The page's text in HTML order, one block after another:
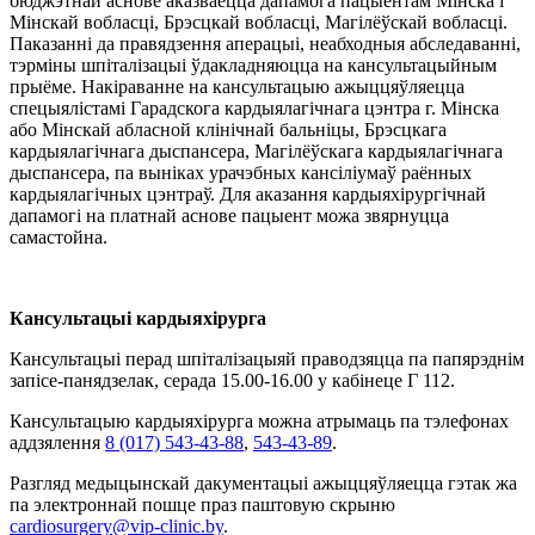
Мінскай вобласці, Брэсцкай вобласці, Магілёўскай вобласці.
Паказанні да правядзення аперацыі, неабходныя абследаванні,
тэрміны шпіталізацыі ўдакладняюцца на кансультацыйным
прыёме. Накіраванне на кансультацыю ажыццяўляецца
спецыялістамі Гарадскога кардыялагічнага цэнтра г. Мінска
або Мінскай абласной клінічнай бальніцы, Брэсцкага
кардыялагічнага дыспансера, Магілёўскага кардыялагічнага
дыспансера, па выніках урачэбных кансіліумаў раённых
кардыялагічных цэнтраў. Для аказання кардыяхірургічнай
дапамогі на платнай аснове пацыент можа звярнуцца
самастойна.
Кансультацыі кардыяхірурга
Кансультацыі перад шпіталізацыяй праводзяцца па папярэднім
запісе-панядзелак, серада 15.00-16.00 у кабінеце Г 112.
Кансультацыю кардыяхірурга можна атрымаць па тэлефонах
аддзялення 8 (017) 543-43-88, 543-43-89.
Разгляд медыцынскай дакументацыі ажыццяўляецца гэтак жа
па электроннай пошце праз паштовую скрыню
cardiosurgery@vip-clinic.by.